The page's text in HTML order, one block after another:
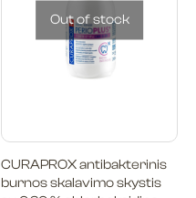
Out of stock
CURAPROX antibakterinis
burnos skalavimo skystis